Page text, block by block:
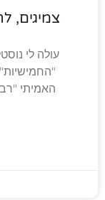
צמיגים,
עולה לי